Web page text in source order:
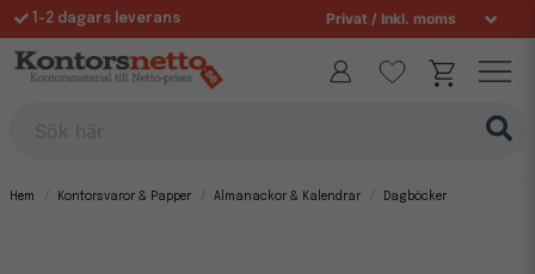
1-2 dagars leverans
Fri frakt över 995 kr
Hem Kontorsvaror & Papper Almanackor & Kalendrar Dagböcker